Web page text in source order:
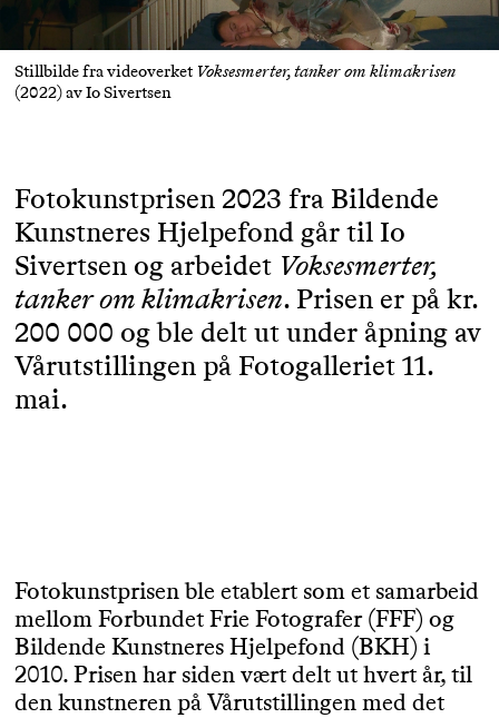
Stillbilde fra videoverket Voksesmerter, tanker om klimakrisen
(2022) av Io Sivertsen
Fotokunstprisen 2023 fra Bildende
Kunstneres Hjelpefond går til Io
Sivertsen og arbeidet Voksesmerter,
tanker om klimakrisen. Prisen er på kr.
200 000 og ble delt ut under åpning av
Vårutstillingen på Fotogalleriet 11.
mai.
Fotokunstprisen ble etablert som et samarbeid
mellom Forbundet Frie Fotografer (FFF) og
Bildende Kunstneres Hjelpefond (BKH) i
2010. Prisen har siden vært delt ut hvert år, til
den kunstneren på Vårutstillingen med det